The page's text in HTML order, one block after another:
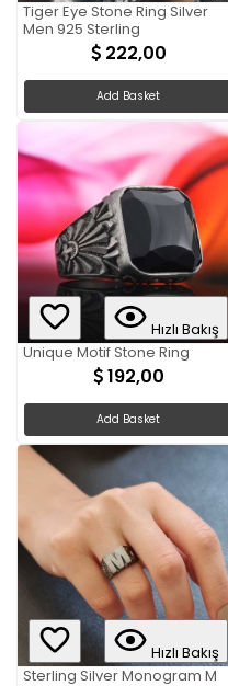
Tiger Eye Stone Ring Silver
Men 925 Sterling
222,00
Add Basket
Hızlı Bakış
Unique Motif Stone Ring
192,00
Add Basket
Hızlı Bakış
Sterling Silver Monogram M